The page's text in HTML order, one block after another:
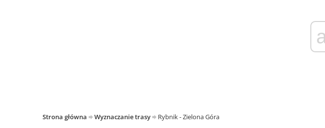
Strona główna Wyznaczanie trasy Rybnik - Zielona Góra